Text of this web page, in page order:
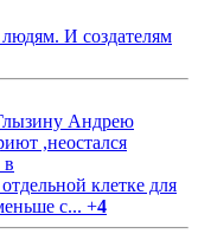
И создателям
Андрею
,неостался
клетке для
с... +4